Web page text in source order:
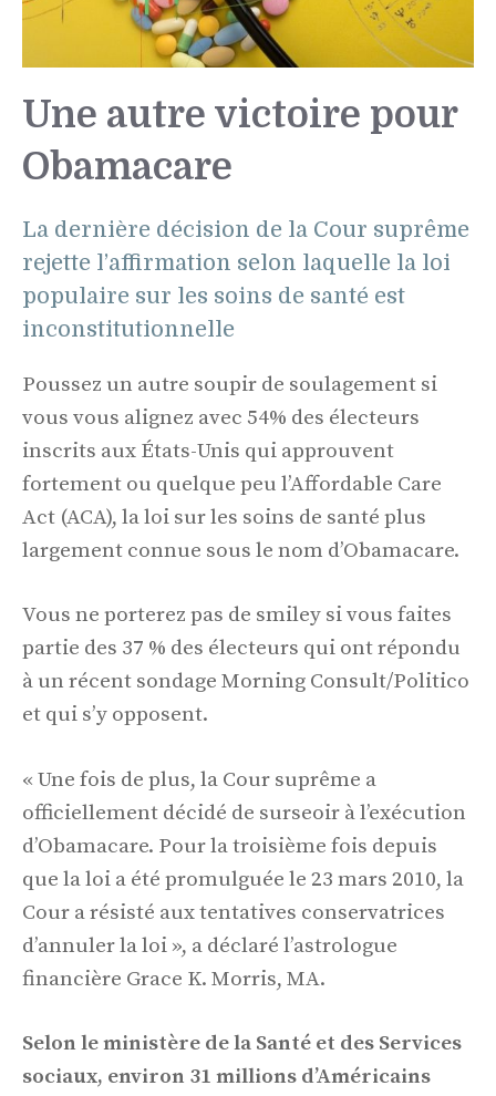
Une autre victoire pour
Obamacare
La dernière décision de la Cour suprême
rejette l’affirmation selon laquelle la loi
populaire sur les soins de santé est
inconstitutionnelle
Poussez un autre soupir de soulagement si
vous vous alignez avec 54% des électeurs
inscrits aux États-Unis qui approuvent
fortement ou quelque peu l’Affordable Care
Act (ACA), la loi sur les soins de santé plus
largement connue sous le nom d’Obamacare.
Vous ne porterez pas de smiley si vous faites
partie des 37 % des électeurs qui ont répondu
à un récent sondage Morning Consult/Politico
et qui s’y opposent.
« Une fois de plus, la Cour suprême a
officiellement décidé de surseoir à l’exécution
d’Obamacare. Pour la troisième fois depuis
que la loi a été promulguée le 23 mars 2010, la
Cour a résisté aux tentatives conservatrices
d’annuler la loi », a déclaré l’astrologue
financière Grace K. Morris, MA.
Selon le ministère de la Santé et des Services
sociaux, environ 31 millions d’Américains